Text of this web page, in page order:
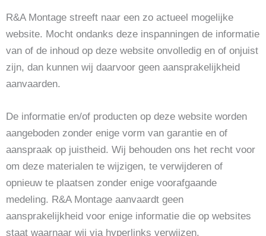
R&A Montage streeft naar een zo actueel mogelijke
website. Mocht ondanks deze inspanningen de informatie
van of de inhoud op deze website onvolledig en of onjuist
zijn, dan kunnen wij daarvoor geen aansprakelijkheid
aanvaarden.
De informatie en/of producten op deze website worden
aangeboden zonder enige vorm van garantie en of
aanspraak op juistheid. Wij behouden ons het recht voor
om deze materialen te wijzigen, te verwijderen of
opnieuw te plaatsen zonder enige voorafgaande
medeling. R&A Montage aanvaardt geen
aansprakelijkheid voor enige informatie die op websites
staat waarnaar wij via hyperlinks verwijzen.